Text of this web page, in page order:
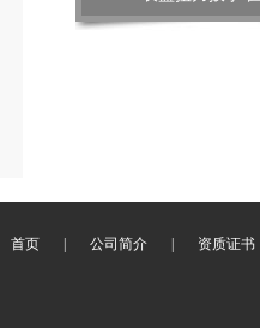
首页 公司简介 资质证书